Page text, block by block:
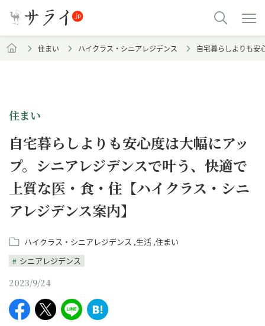
住まい ハイクラス・シニアレジデンス 自宅暮らしよりも安
住まい
自宅暮らしよりも安心度は大幅にアッ
プ。シニアレジデンスで叶う、快適で
上質な医・食・住【ハイクラス・シニ
アレジデンス案内】
ハイクラス・シニアレジデンス 生活 住まい
シニアレジデンス
2023/9/24